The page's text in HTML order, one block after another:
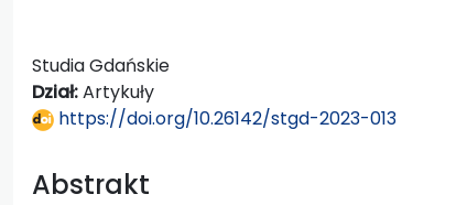
Studia Gdańskie
Dział:Artykuły
https://doi.org/10.26142/stgd-2023-013
Abstrakt